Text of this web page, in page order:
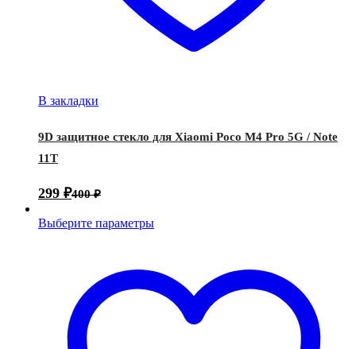
В закладки
9D защитное стекло для Xiaomi Poco M4 Pro 5G / Note
11T
299 ₽400₽
Выберите параметры